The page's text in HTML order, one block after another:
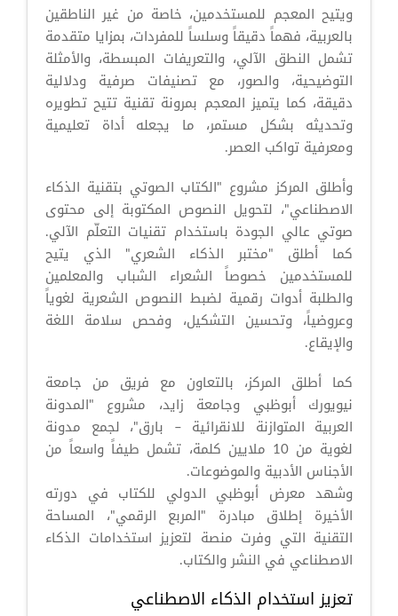
ويتيح المعجم للمستخدمين، خاصة من غير الناطقين
بالعربية، فهماً دقيقاً وسلساً للمفردات، بمزايا متقدمة
تشمل النطق الآلي، والتعريفات المبسطة، والأمثلة
التوضيحية، والصور، مع تصنيفات صرفية ودلالية
دقيقة، كما يتميز المعجم بمرونة تقنية تتيح تطويره
وتحديثه بشكل مستمر، ما يجعله أداة تعليمية
ومعرفية تواكب العصر.
وأطلق المركز مشروع "الكتاب الصوتي بتقنية الذكاء
الاصطناعي"، لتحويل النصوص المكتوبة إلى محتوى
صوتي عالي الجودة باستخدام تقنيات التعلّم الآلي.
كما أطلق "مختبر الذكاء الشعري" الذي يتيح
للمستخدمين خصوصاً الشعراء الشباب والمعلمين
والطلبة أدوات رقمية لضبط النصوص الشعرية لغوياً
وعروضياً، وتحسين التشكيل، وفحص سلامة اللغة
والإيقاع.
كما أطلق المركز، بالتعاون مع فريق من جامعة
نيويورك أبوظبي وجامعة زايد، مشروع "المدونة
العربية المتوازنة للانقرائية – بارق"، لجمع مدونة
لغوية من 10 ملايين كلمة، تشمل طيفاً واسعاً من
الأجناس الأدبية والموضوعات.
وشهد معرض أبوظبي الدولي للكتاب في دورته
الأخيرة إطلاق مبادرة "المربع الرقمي"، المساحة
التقنية التي وفرت منصة لتعزيز استخدامات الذكاء
الاصطناعي في النشر والكتاب.
تعزيز استخدام الذكاء الاصطناعي